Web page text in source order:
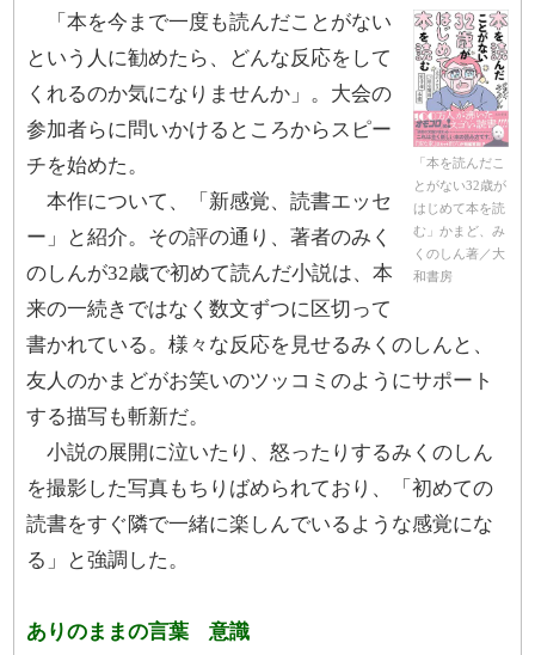
「本を読んだこ
とがない32歳が
はじめて本を読
む」かまど、み
くのしん著／大
和書房
「本を今まで一度も読んだことがない
という人に勧めたら、どんな反応をして
くれるのか気になりませんか」。大会の
参加者らに問いかけるところからスピー
チを始めた。
本作について、「新感覚、読書エッセ
ー」と紹介。その評の通り、著者のみく
のしんが32歳で初めて読んだ小説は、本
来の一続きではなく数文ずつに区切って
書かれている。様々な反応を見せるみくのしんと、
友人のかまどがお笑いのツッコミのようにサポート
する描写も斬新だ。
小説の展開に泣いたり、怒ったりするみくのしん
を撮影した写真もちりばめられており、「初めての
読書をすぐ隣で一緒に楽しんでいるような感覚にな
る」と強調した。
ありのままの言葉 意識